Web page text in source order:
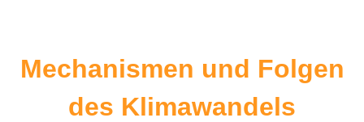
Mechanismen und Folgen
des Klimawandels​